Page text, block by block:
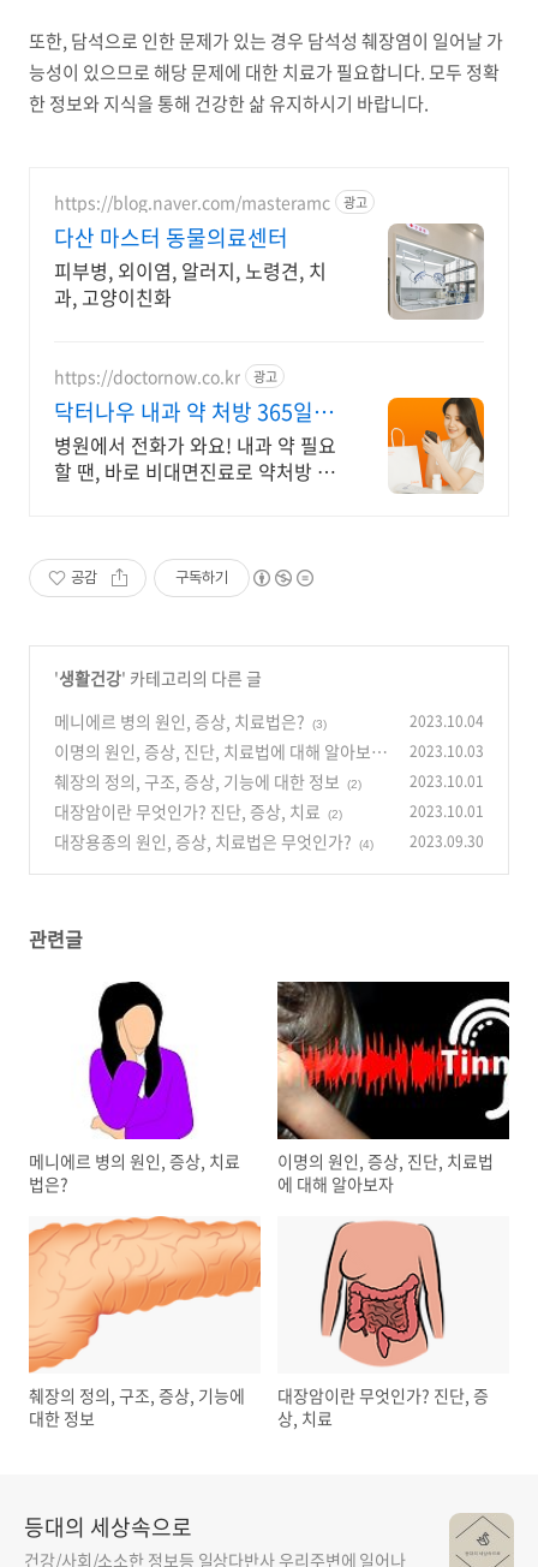
또한, 담석으로 인한 문제가 있는 경우 담석성 췌장염이 일어날 가
능성이 있으므로 해당 문제에 대한 치료가 필요합니다. 모두 정확
한 정보와 지식을 통해 건강한 삶 유지하시기 바랍니다.
https://blog.naver.com/masteramc 광고
다산 마스터 동물의료센터
피부병, 외이염, 알러지, 노령견, 치
과, 고양이친화
https://doctornow.co.kr 광고
닥터나우 내과 약 처방 365일
24시간 진료가능
병원에서 전화가 와요! 내과 약 필요
할 땐, 바로 비대면진료로 약처방 받
공감 구독하기
'생활건강' 카테고리의 다른 글
메니에르 병의 원인, 증상, 치료법은?
(3) 2023.10.04
이명의 원인, 증상, 진단, 치료법에 대해 알아보자
(1)
2023.10.03
췌장의 정의, 구조, 증상, 기능에 대한 정보 (2) 2023.10.01
대장암이란 무엇인가? 진단, 증상, 치료 (2) 2023.10.01
대장용종의 원인, 증상, 치료법은 무엇인가? (4) 2023.09.30
관련글
메니에르 병의 원인, 증상, 치료
법은?
이명의 원인, 증상, 진단, 치료법
에 대해 알아보자
췌장의 정의, 구조, 증상, 기능에
대한 정보
대장암이란 무엇인가? 진단, 증
상, 치료
등대의 세상속으로
건강/사회/소소한 정보등 일상다반사 우리주변에 일어나